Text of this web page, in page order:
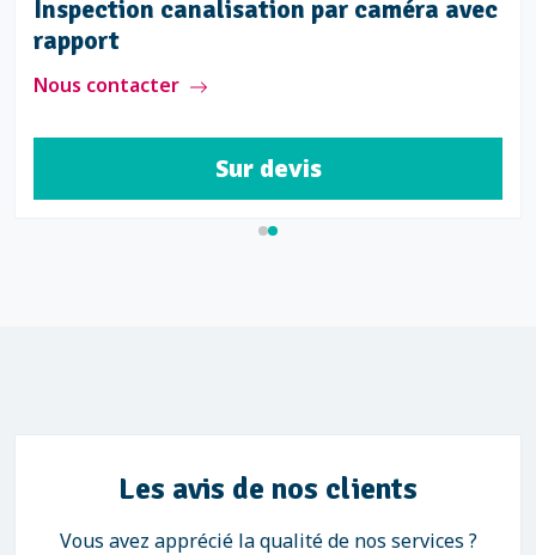
Inspection canalisation par caméra avec
rapport
Nous contacter
Sur devis
Les avis de nos clients
Vous avez apprécié la qualité de nos services ?